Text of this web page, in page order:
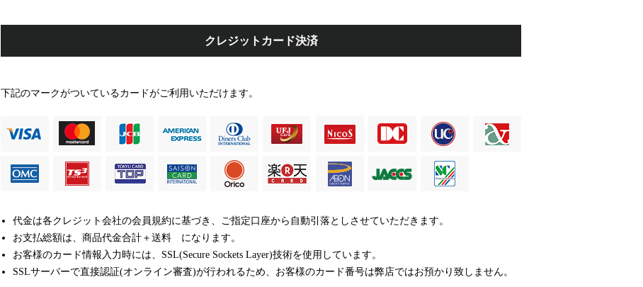
クレジットカード決済
下記のマークがついているカードがご利用いただけます。
代金は各クレジット会社の会員規約に基づき、ご指定口座から自動引落としさせていただきます。
お支払総額は、商品代金合計＋送料 になります。
お客様のカード情報入力時には、SSL(Secure Sockets Layer)技術を使用しています。
SSLサーバーで直接認証(オンライン審査)が行われるため、お客様のカード番号は弊店ではお預かり致しません。